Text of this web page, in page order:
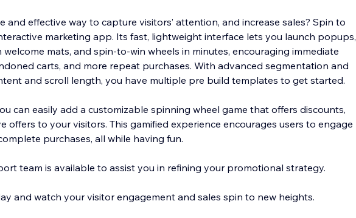
and effective way to capture visitors’ attention, and increase sales? Spin to
marketing app. Its fast, lightweight interface lets you launch popups,
welcome mats, and spin-to-win wheels in minutes, encouraging immediate
carts, and more repeat purchases. With advanced segmentation and
and scroll length, you have multiple pre build templates to get started.
can easily add a customizable spinning wheel game that offers discounts,
offers to your visitors. This gamified experience encourages users to engage
purchases, all while having fun.
team is available to assist you in refining your promotional strategy.
and watch your visitor engagement and sales spin to new heights.